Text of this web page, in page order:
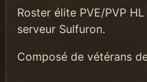
Roster élite PVE/PVP
serveur Sulfuron.
Composé de vétérans